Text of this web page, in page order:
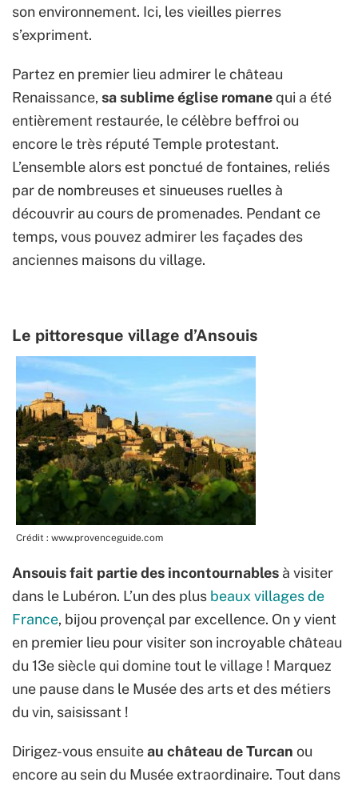
son environnement. Ici, les vieilles pierres
s’expriment.
Partez en premier lieu admirer le château
Renaissance, sa sublime église romanequi a été
entièrement restaurée, le célèbre beffroi ou
encore le très réputé Temple protestant.
L’ensemble alors est ponctué de fontaines, reliés
par de nombreuses et sinueuses ruelles à
découvrir au cours de promenades. Pendant ce
temps, vous pouvez admirer les façades des
anciennes maisons du village.
Le pittoresque village d’Ansouis
Crédit : www.provenceguide.com
Ansouis fait partie des incontournables à visiter
dans le Lubéron. L’un des plus beaux villages de
France, bijou provençal par excellence. On y vient
en premier lieu pour visiter son incroyable château
du 13e siècle qui domine tout le village ! Marquez
une pause dans le Musée des arts et des métiers
du vin, saisissant !
Dirigez-vous ensuiteau château deTurcan ou
encore au sein du Musée extraordinaire. Tout dans